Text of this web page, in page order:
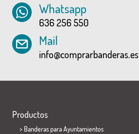
Whatsapp
636 256 550
Mail
info@comprarbanderas.es
Productos
> Banderas para Ayuntamientos